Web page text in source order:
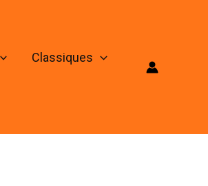
Classiques